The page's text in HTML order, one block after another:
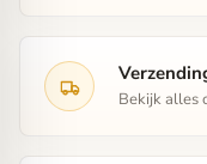
Bekijk alles